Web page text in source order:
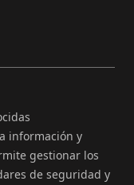
información y
gestionar los
de seguridad y